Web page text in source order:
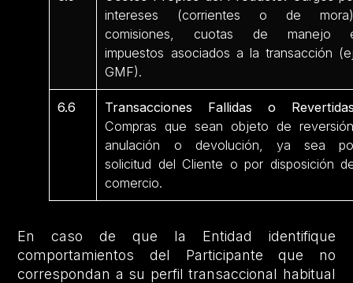
intereses (corrientes o de
comisiones, cuotas de manejo
impuestos asociados a la transacción
GMF).
6.6
Transacciones Fallidas o
Compras que sean objeto de
anulación o devolución, ya sea
solicitud del Cliente o por disposición
comercio.
En caso de que la Entidad identifique
comportamientos del Participante que no
correspondan a su perfil transaccional habitual